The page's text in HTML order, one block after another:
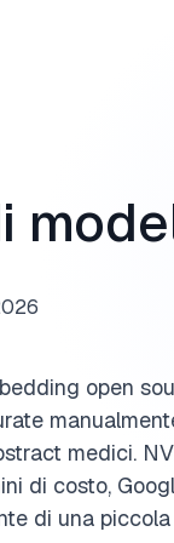
open
medici.
di costo,
di una